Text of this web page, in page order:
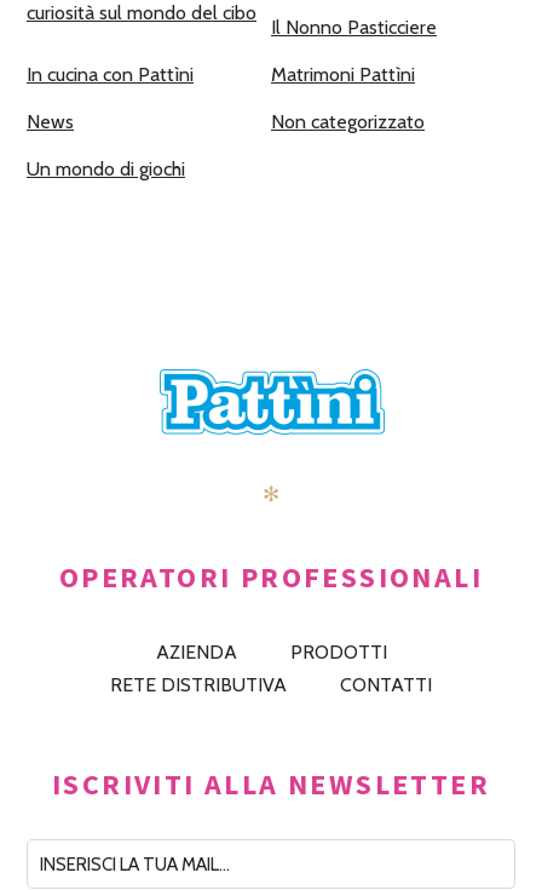
curiosità sul mondo del cibo
Il Nonno Pasticciere
In cucina con Pattìni Matrimoni Pattìni
News Non categorizzato
Un mondo di giochi
✻
OPERATORI PROFESSIONALI
AZIENDA
PRODOTTI
RETE DISTRIBUTIVA
CONTATTI
ISCRIVITI ALLA NEWSLETTER